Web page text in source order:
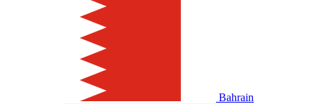
Bahrain